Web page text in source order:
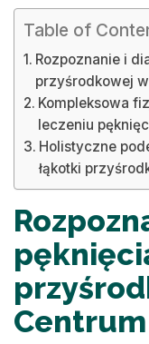
Table of
Rozpoznanie i
przyśrodkowej w
Kompleksowa
leczeniu
Holistyczne
łąkotki
Centrum